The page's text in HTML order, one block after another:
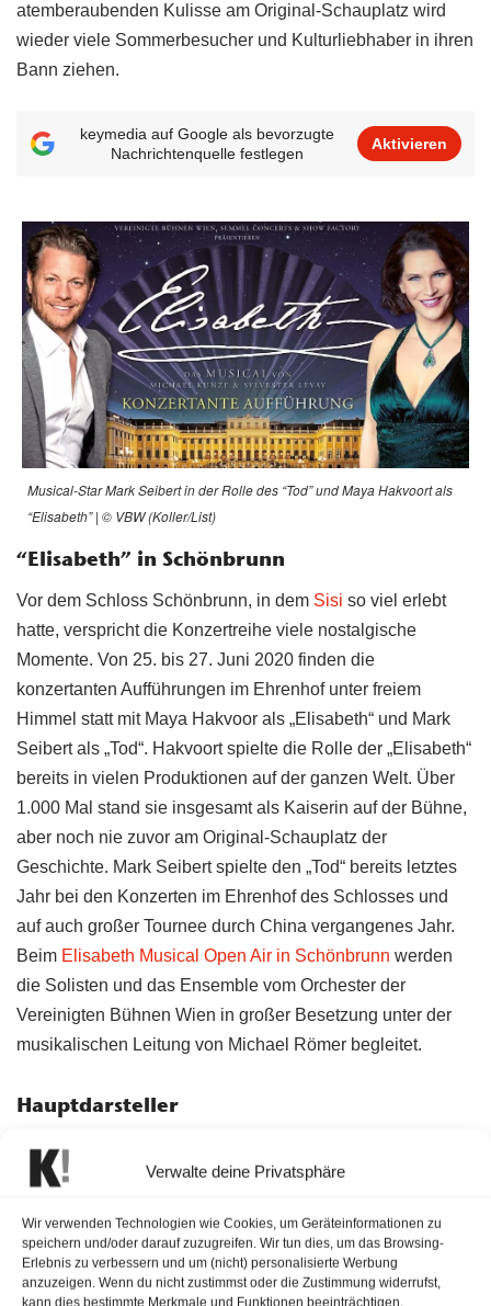
Verwalte deine Privatsphäre
Wir verwenden Technologien wie Cookies, um Geräteinformationen zu
speichern und/oder darauf zuzugreifen. Wir tun dies, um das Browsing-
Erlebnis zu verbessern und um (nicht) personalisierte Werbung
anzuzeigen. Wenn du nicht zustimmst oder die Zustimmung widerrufst,
kann dies bestimmte Merkmale und Funktionen beeinträchtigen.
atemberaubenden Kulisse am Original-Schauplatz wird
wieder viele Sommerbesucher und Kulturliebhaber in ihren
Bann ziehen.
keymedia auf Google als bevorzugte
Nachrichtenquelle festlegen
Aktivieren
Musical-Star Mark Seibert in der Rolle des “Tod” und Maya Hakvoort als
“Elisabeth” | © VBW (Koller/List)
“Elisabeth” in Schönbrunn
Vor dem Schloss Schönbrunn, in dem Sisi so viel erlebt
hatte, verspricht die Konzertreihe viele nostalgische
Momente. Von 25. bis 27. Juni 2020 finden die
konzertanten Aufführungen im Ehrenhof unter freiem
Himmel statt mit Maya Hakvoor als „Elisabeth“ und Mark
Seibert als „Tod“. Hakvoort spielte die Rolle der „Elisabeth“
bereits in vielen Produktionen auf der ganzen Welt. Über
1.000 Mal stand sie insgesamt als Kaiserin auf der Bühne,
aber noch nie zuvor am Original-Schauplatz der
Geschichte. Mark Seibert spielte den „Tod“ bereits letztes
Jahr bei den Konzerten im Ehrenhof des Schlosses und
auf auch großer Tournee durch China vergangenes Jahr.
Beim Elisabeth Musical Open Air in Schönbrunn werden
die Solisten und das Ensemble vom Orchester der
Vereinigten Bühnen Wien in großer Besetzung unter der
musikalischen Leitung von Michael Römer begleitet.
Hauptdarsteller
Seit der Uraufführung 1992 in Wien begeistert Elisabeth
das Publikum auf der ganzen Welt. Hochkarätige Künstler
Hauptrollen auf der Bühne in Schönbrunn zu sehen.
Sängerin Daniela Zieglersingt und spielt „Erzherzogin
Sophie“ wie bereits im vergangenen Jahr. „Elisabeths“